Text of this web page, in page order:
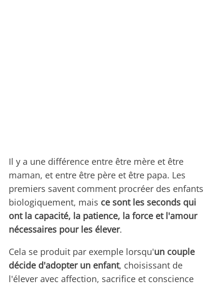
Il y a une différence entre être mère et être
maman, et entre être père et être papa. Les
premiers savent comment procréer des enfants
biologiquement, mais ce sont les seconds qui
ont la capacité, la patience, la force et l'amour
nécessaires pour les élever.
Cela se produit par exemple lorsqu'un couple
décide d'adopter un enfant, choisissant de
l'élever avec affection, sacrifice et conscience